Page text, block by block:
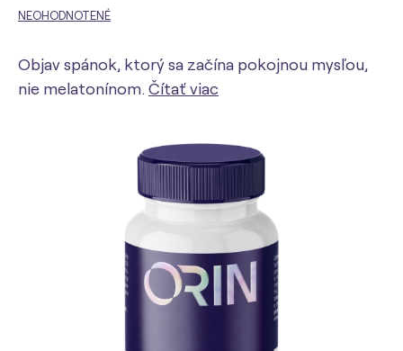
NEOHODNOTENÉ
Objav spánok, ktorý sa začína pokojnou mysľou,
nie melatonínom. Čítať viac